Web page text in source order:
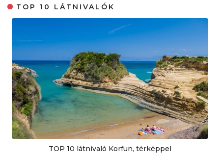
TOP 10 LÁTNIVALÓK
TOP 10 látnivaló Korfun, térképpel